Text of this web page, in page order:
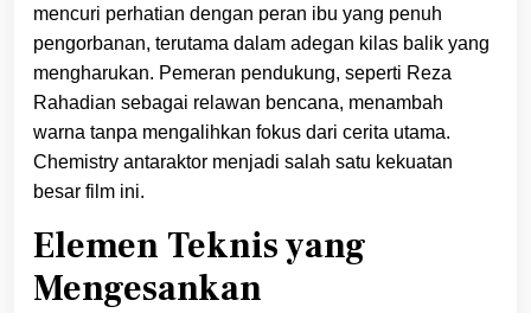
mencuri perhatian dengan peran ibu yang penuh
pengorbanan, terutama dalam adegan kilas balik yang
mengharukan. Pemeran pendukung, seperti Reza
Rahadian sebagai relawan bencana, menambah
warna tanpa mengalihkan fokus dari cerita utama.
Chemistry antaraktor menjadi salah satu kekuatan
besar film ini.
Elemen Teknis yang
Mengesankan